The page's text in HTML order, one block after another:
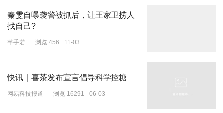
秦雯自曝袭警被抓后，让王家卫捞人
找自己?
芊手若 浏览 456 11-03
快讯｜喜茶发布宣言倡导科学控糖
网易科技报道 浏览 16291 06-03